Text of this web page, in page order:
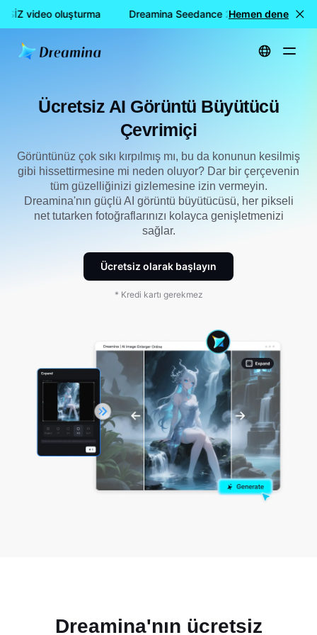
video oluşturma Dreamina Seedance 2.0 ile ÜCRETSİZ
Hemen dene
Ana Sayfa Araçlar Ücretsiz AI Görüntü Büyütücü Çevrimiçi
Ücretsiz AI Görüntü Büyütücü
Çevrimiçi
Görüntünüz çok sıkı kırpılmış mı, bu da konunun kesilmiş
gibi hissettirmesine mi neden oluyor? Dar bir çerçevenin
tüm güzelliğinizi gizlemesine izin vermeyin.
Dreamina'nın güçlü AI görüntü büyütücüsü, her pikseli
net tutarken fotoğraflarınızı kolayca genişletmenizi
sağlar.
Ücretsiz olarak başlayın
* Kredi kartı gerekmez
Dreamina'nın ücretsiz